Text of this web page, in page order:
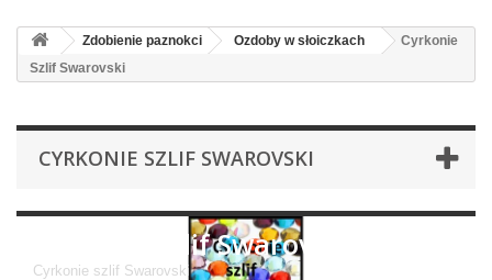
Zdobienie paznokci Ozdoby w słoiczkach
Cyrkonie
Szlif Swarovski
CYRKONIE SZLIF SWAROVSKI
Cyrkonie Szlif Swarovski
Cyrkonie szlif Swarovski